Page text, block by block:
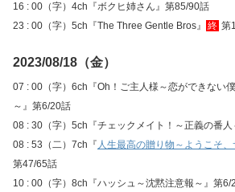
16 : 00（字）4ch『ボクヒ姉さん』第85/90話
23 : 00（字）5ch『The Three Gentle Bros』
終 第
2023/08/18（金）
07 : 00（字）6ch『Oh！ご主人様～恋ができない
～』第6/20話
08 : 30（字）5ch『チェックメイト！～正義の番人
08 : 53（二）7ch『 人生最高の贈り物～ようこそ
第47/65話
10 : 00（字）8ch『ハッシュ～沈黙注意報～』第6/